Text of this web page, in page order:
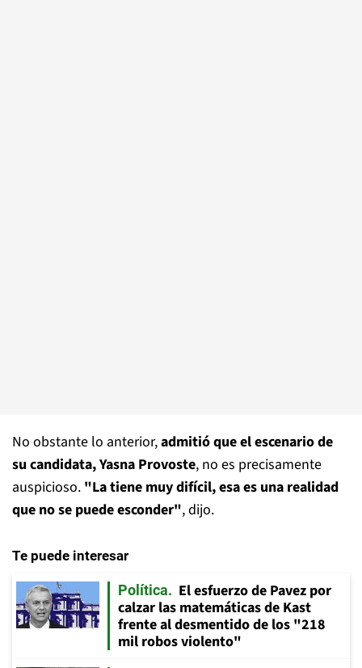
No obstante lo anterior,admitió que el escenario de
su candidata, Yasna Provoste, no es precisamente
auspicioso. "La tiene muy difícil, esa es una realidad
que no se puede esconder", dijo.
Te puede interesar
Política
El esfuerzo de Pavez por
calzar las matemáticas de Kast
frente al desmentido de los "218
mil robos violento"